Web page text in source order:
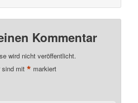
Kommentar
wird nicht veröffentlicht.
sind mit* markiert